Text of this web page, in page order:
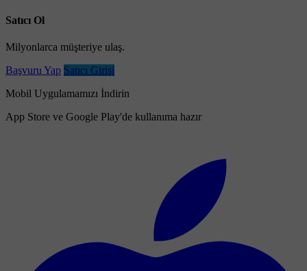
Satıcı Ol
Milyonlarca müşteriye ulaş.
Başvuru Yap Satıcı Girişi
Mobil Uygulamamızı İndirin
App Store ve Google Play'de kullanıma hazır